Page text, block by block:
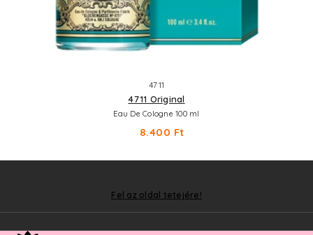
4711
4711 Original
Eau De Cologne 100 ml
8.400 Ft
Fel az oldal tetejére!